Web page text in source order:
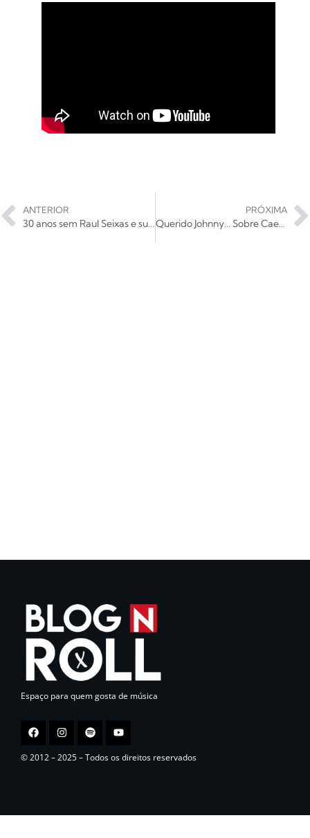
ANTERIOR
30 anos sem Raul Seixas e suas ideias
PRÓXIMA
Querido Johnny… Sobre Caetano Veloso e o incrível ano de 1975
Espaço para quem gosta de música
© 2012 – 2025 – Todos os direitos reservados